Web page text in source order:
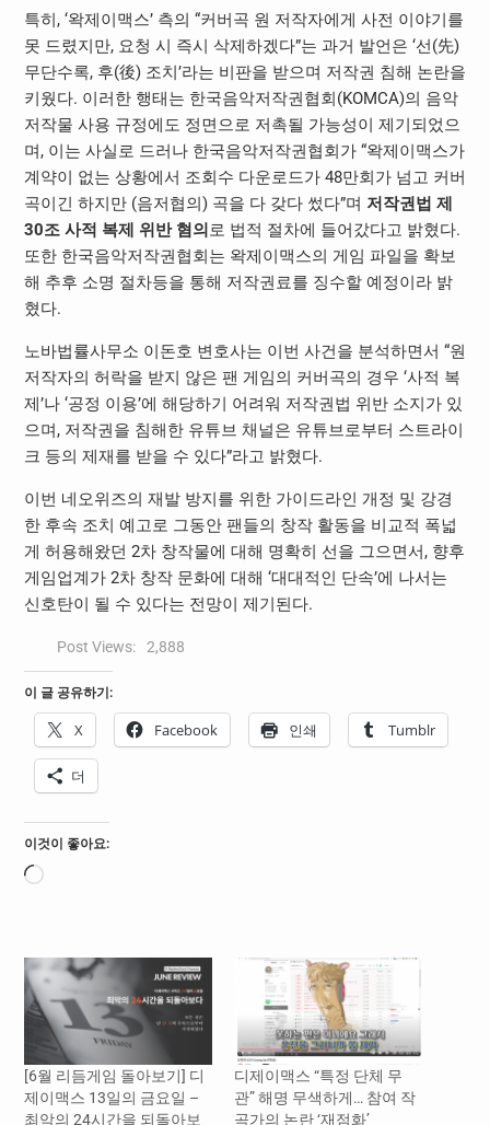
특히, ‘왁제이맥스’ 측의 “커버곡 원 저작자에게 사전 이야기를
못 드렸지만, 요청 시 즉시 삭제하겠다”는 과거 발언은 ‘선(先)
무단수록, 후(後) 조치’라는 비판을 받으며 저작권 침해 논란을
키웠다. 이러한 행태는 한국음악저작권협회(KOMCA)의 음악
저작물 사용 규정에도 정면으로 저촉될 가능성이 제기되었으
며, 이는 사실로 드러나 한국음악저작권협회가 “왁제이맥스가
계약이 없는 상황에서 조회수 다운로드가 48만회가 넘고 커버
곡이긴 하지만 (음저협의) 곡을 다 갖다 썼다”며 저작권법 제
30조 사적 복제 위반 혐의로 법적 절차에 들어갔다고 밝혔다.
또한 한국음악저작권협회는 왁제이맥스의 게임 파일을 확보
해 추후 소명 절차등을 통해 저작권료를 징수할 예정이라 밝
혔다.
노바법률사무소 이돈호 변호사는 이번 사건을 분석하면서 “원
저작자의 허락을 받지 않은 팬 게임의 커버곡의 경우 ‘사적 복
제’나 ‘공정 이용’에 해당하기 어려워 저작권법 위반 소지가 있
으며, 저작권을 침해한 유튜브 채널은 유튜브로부터 스트라이
크 등의 제재를 받을 수 있다”라고 밝혔다.
이번 네오위즈의 재발 방지를 위한 가이드라인 개정 및 강경
한 후속 조치 예고로 그동안 팬들의 창작 활동을 비교적 폭넓
게 허용해왔던 2차 창작물에 대해 명확히 선을 그으면서, 향후
게임업계가 2차 창작 문화에 대해 ‘대대적인 단속’에 나서는
신호탄이 될 수 있다는 전망이 제기된다.
Post Views: 2,888
이 글 공유하기:
X Facebook 인쇄 Tumblr
더
이것이 좋아요:
로
[6월 리듬게임 돌아보기] 디
제이맥스 13일의 금요일 –
최악의 24시간을 되돌아보
디제이맥스 “특정 단체 무
관” 해명 무색하게… 참여 작
곡가의 논란 ‘재점화’